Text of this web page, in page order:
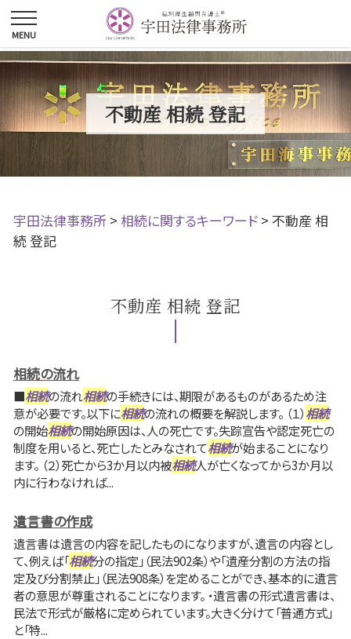
不動産 相続 登記
宇田法律事務所 > 相続に関するキーワード > 不動産 相
続 登記
不動産 相続 登記
相続の流れ
■相続の流れ相続の手続きには、期限があるものがあるため注
意が必要です。以下に相続の流れの概要を解説します。 （１）相続
の開始相続の開始原因は、人の死亡です。失踪宣告や認定死亡の
制度を用いると、死亡したとみなされて相続が始まることになり
ます。 （２）死亡から3か月以内被相続人が亡くなってから3か月以
内に行わなければ...
遺言書の作成
遺言書は遺言の内容を記したものになりますが、遺言の内容とし
て、例えば「相続分の指定」（民法902条）や「遺産分割の方法の指
定及び分割禁止」（民法908条）を定めることができ、基本的に遺言
者の意思が尊重されることになります。 ・遺言書の形式遺言書は、
民法で形式が厳格に定められています。大きく分けて「普通方式」
と「特...